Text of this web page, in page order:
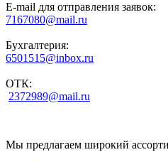
E-mail для отправления заявок:
7167080@mail.ru
Бухгалтерия:
6501515@inbox.ru
ОТК:
2372989@mail.ru
Мы предлагаем широкий